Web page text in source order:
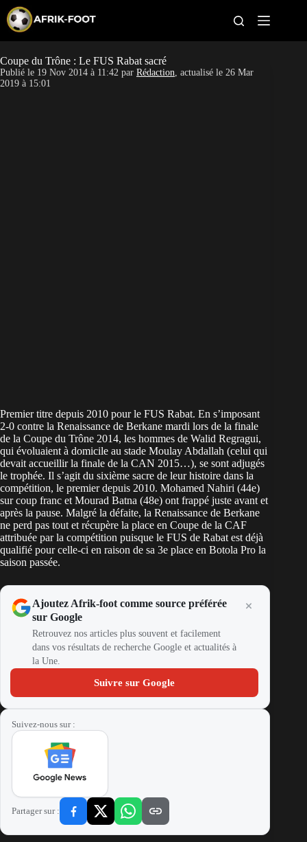
p
o
c
CAN féminine
Coupe du Trône : Le FUS Rabat sacré
Publié le 19 Nov 2014 à 11:42 par Rédaction, actualisé le 26 Mar
2019 à 15:01
Premier titre depuis 2010 pour le FUS Rabat. En s’imposant
2-0 contre la Renaissance de Berkane mardi lors de la finale
de la Coupe du Trône 2014, les hommes de Walid Regragui,
qui évoluaient à domicile au stade Moulay Abdallah (celui qui
devait accueillir la finale de la CAN 2015…), se sont adjugés
le trophée. Il s’agit du sixième sacre de leur histoire dans la
compétition, le premier depuis 2010. Mohamed Nahiri (44e)
sur coup franc et Mourad Batna (48e) ont frappé juste avant et
après la pause. Malgré la défaite, la Renaissance de Berkane
ne perd pas tout et récupère la place en Coupe de la CAF
attribuée par la compétition puisque le FUS de Rabat est déjà
qualifié pour celle-ci en raison de sa 3e place en Botola Pro la
saison passée.
Ajoutez Afrik-foot comme source préférée
sur Google
Retrouvez nos articles plus souvent et facilement
dans vos résultats de recherche Google et actualités à
la Une.
Suivre sur Google
Suivez-nous sur :
Partager sur :